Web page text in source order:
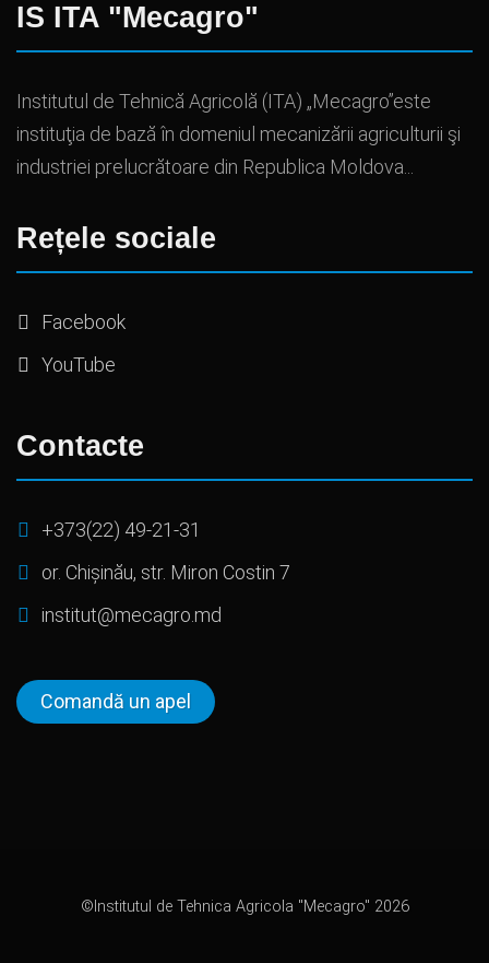
IS ITA "Mecagro"
Institutul de Tehnică Agricolă (ITA) „Mecagro”este
instituţia de bază în domeniul mecanizării agriculturii şi
industriei prelucrătoare din Republica Moldova...
Rețele sociale
Facebook
YouTube
Contacte
+373(22) 49-21-31
or. Chișinău, str. Miron Costin 7
institut@mecagro.md
Comandă un apel
©Institutul de Tehnica Agricola "Mecagro" 2026